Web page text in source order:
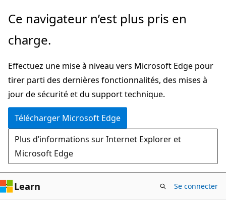
Passer
directement
au
principal
Passer
la
dans
la
page
Ce navigateur n’est plus pris en
charge.
Effectuez une mise à niveau vers Microsoft Edge pour
tirer parti des dernières fonctionnalités, des mises à
jour de sécurité et du support technique.
Télécharger Microsoft Edge
Plus d’informations sur Internet Explorer et
Microsoft Edge
Learn Se connecter